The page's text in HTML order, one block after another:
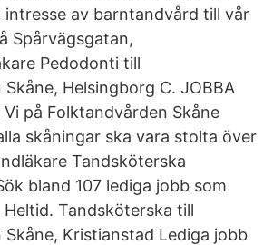
intresse av barntandvård till vår
Spårvägsgatan,
Pedodonti till
Helsingborg C. JOBBA
Vi på Folktandvården Skåne
skåningar ska vara stolta över
Tandsköterska
bland 107 lediga jobb som
Tandsköterska till
Kristianstad Lediga jobb